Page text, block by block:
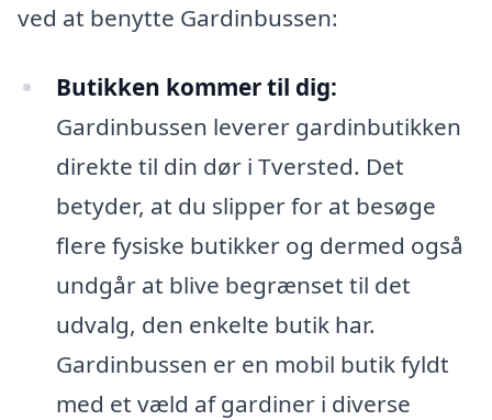
ved at benytte Gardinbussen:
Butikken kommer til dig:
Gardinbussen leverer gardinbutikken
direkte til din dør i Tversted. Det
betyder, at du slipper for at besøge
flere fysiske butikker og dermed også
undgår at blive begrænset til det
udvalg, den enkelte butik har.
Gardinbussen er en mobil butik fyldt
med et væld af gardiner i diverse